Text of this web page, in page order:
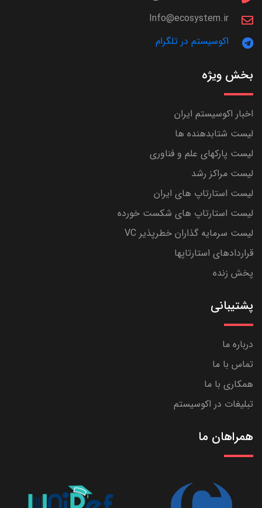
Info@ecosystem.ir
اکوسیستم در تلگرام
بخش ویژه
اخبار اکوسیستم ایران
لیست شتابدهنده ها
لیست پارکهای علم و فناوری
لیست مراکز رشد
لیست استارتاپ های ایران
لیست استارتاپ های شکست خورده
لیست سرمایه گذاران خطرپذیر VC
قراردادهای استارتاپها
پخش زنده
پشتیبانی
درباره ما
تماس با ما
همکاری با ما
تبلیغات در اکوسیستم
همراهان ما